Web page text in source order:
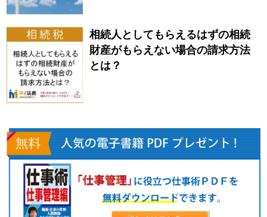
相続人としてもらえるはずの相続
財産がもらえない場合の請求方法
とは？